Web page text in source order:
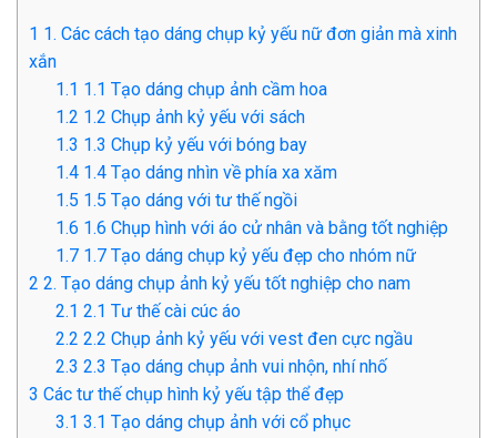
1 1. Các cách tạo dáng chụp kỷ yếu nữ đơn giản mà xinh
xắn
1.1 1.1 Tạo dáng chụp ảnh cầm hoa
1.2 1.2 Chụp ảnh kỷ yếu với sách
1.3 1.3 Chụp kỷ yếu với bóng bay
1.4 1.4 Tạo dáng nhìn về phía xa xăm
1.5 1.5 Tạo dáng với tư thế ngồi
1.6 1.6 Chụp hình với áo cử nhân và bằng tốt nghiệp
1.7 1.7 Tạo dáng chụp kỷ yếu đẹp cho nhóm nữ
2 2. Tạo dáng chụp ảnh kỷ yếu tốt nghiệp cho nam
2.1 2.1 Tư thế cài cúc áo
2.2 2.2 Chụp ảnh kỷ yếu với vest đen cực ngầu
2.3 2.3 Tạo dáng chụp ảnh vui nhộn, nhí nhố
3 Các tư thế chụp hình kỷ yếu tập thể đẹp
3.1 3.1 Tạo dáng chụp ảnh với cổ phục